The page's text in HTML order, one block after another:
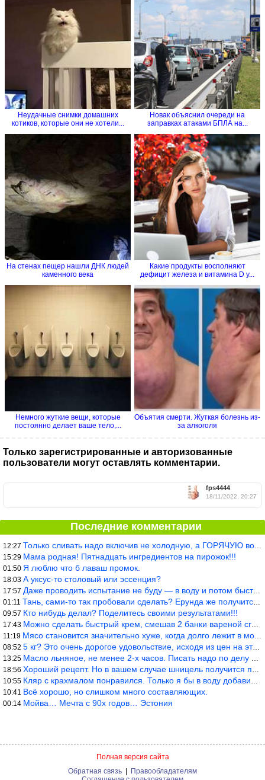
Неудачные снимки домашних
котиков, которые они не хотели...
Новак объяснил очереди на
заправках атаками БПЛА на...
На стенах пещер нашли ДНК людей
каменного века
Какие продукты восполняют
дефицит железа и витамина D у...
Немного жуткие вещи, которые
постоянно делает ваше тело,...
Объятия смерти. Жуткая болезнь из-
за алкоголя
Только зарегистрированные и авторизованные
пользователи могут оставлять комментарии.
fps4444
18/11/2022, 20:27
Последние комментарии
12:27 Только сливать надо включив не холодную, а ГОРЯЧУЮ воду. Трубы в
15:29 Мама родная! Пятнадцать ингредиентов на пирожок!!!
01:50 Я люблю что б лаваш промок.
18:03 А уксус-то столовый или эссенция?
17:57 Даже проводить испытание не буду — в воду и потом быстро в раска
01:11 Тань, сами-то так пробовали сделать? Ерунда же получится. Нет, с
09:57 Кто нибудь делал? Поделитесь своими результатами!!!
17:43 Можно сделать быстрый крем, смешав 2 банки вареной сгущенки со с
11:19 Мясо становится значительно хуже, когда долго лежит в морозилке
08:52 5 кг? Это очень дорогое удовольствие, исходя из цен на эту ягоду
13:25 Масло льняное, не менее 2-х часов. Писать надо по делу и подробн
18:56 Хороший рецепт. Но в вашем случае шницель получится парено-варен
10:55 Кляр с крахмалом понравился. Только я бы в воду добавил бы молок
10:41 Всё хорошо, но слишком много составляющих.
00:14 Мойва… Мечта с 90х годов… Эстония
Полная версия сайта
Обратная связь | Правообладателям